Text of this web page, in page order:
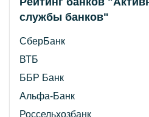
службы банков"
СберБанк
ВТБ
ББР Банк
Альфа-Банк
Россельхозбанк